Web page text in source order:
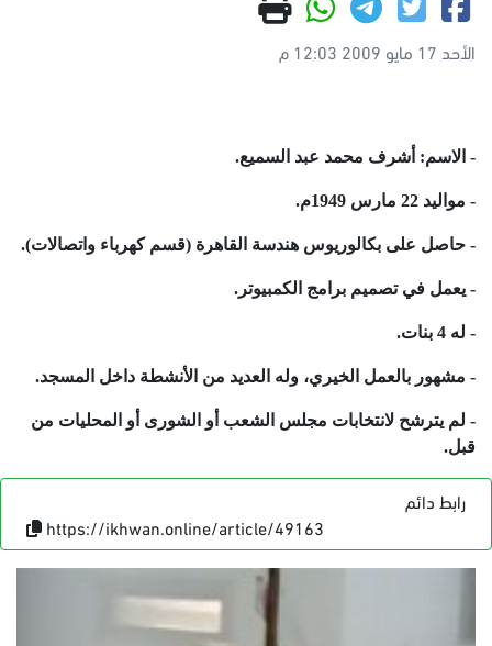
الأحد 17 مايو 2009 12:03 م
- الاسم: أشرف محمد عبد السميع.
- مواليد 22 مارس 1949م.
- حاصل على بكالوريوس هندسة القاهرة (قسم كهرباء واتصالات).
- يعمل في تصميم برامج الكمبيوتر.
- له 4 بنات.
- مشهور بالعمل الخيري، وله العديد من الأنشطة داخل المسجد.
- لم يترشح لانتخابات مجلس الشعب أو الشورى أو المحليات من
قبل.
رابط دائم
https://ikhwan.online/article/49163